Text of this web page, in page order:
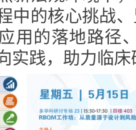
中的核心挑战
用的落地路径
实践，助力临